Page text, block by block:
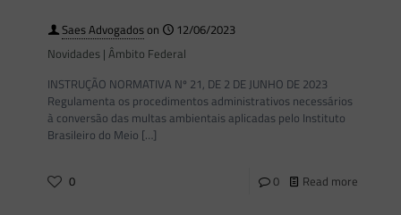
Saes Advogadoson
12/06/2023
Novidades | Âmbito Federal
INSTRUÇÃO NORMATIVA Nº 21, DE 2 DE JUNHO DE 2023
Regulamenta os procedimentos administrativos necessários
à conversão das multas ambientais aplicadas pelo Instituto
Brasileiro do Meio […]
0 0 Read more